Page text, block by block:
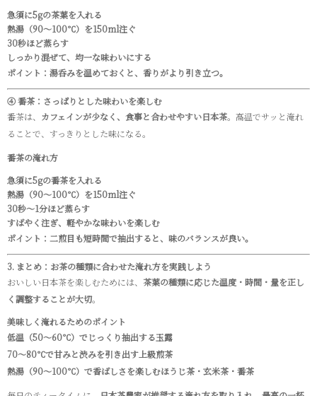
急須に5gの茶葉を入れる
熱湯（90～100℃）を150ml注ぐ
30秒ほど蒸らす
しっかり混ぜて、均一な味わいにする
ポイント：湯呑みを温めておくと、香りがより引き立つ。
④ 番茶：さっぱりとした味わいを楽しむ
番茶は、 カフェインが少なく、食事と合わせやすい日本茶。高温でサッと淹れ
ることで、すっきりとした味になる。
番茶の淹れ方
急須に5gの番茶を入れる
熱湯（90～100℃）を150ml注ぐ
30秒～1分ほど蒸らす
すばやく注ぎ、軽やかな味わいを楽しむ
ポイント：二煎目も短時間で抽出すると、味のバランスが良い。
3. まとめ：お茶の種類に合わせた淹れ方を実践しよう
おいしい日本茶を楽しむためには、 茶葉の種類に応じた温度・時間・量を正し
く調整することが大切。
美味しく淹れるためのポイント
低温（50～60℃）でじっくり抽出する玉露
70～80℃で甘みと渋みを引き出す上級煎茶
熱湯（90～100℃）で香ばしさを楽しむほうじ茶・玄米茶・番茶